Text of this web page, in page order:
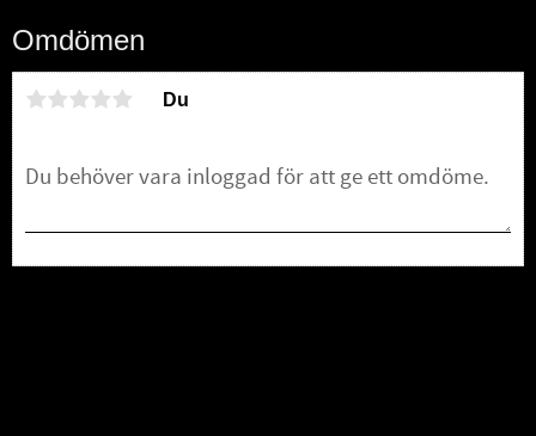
Omdömen
Du